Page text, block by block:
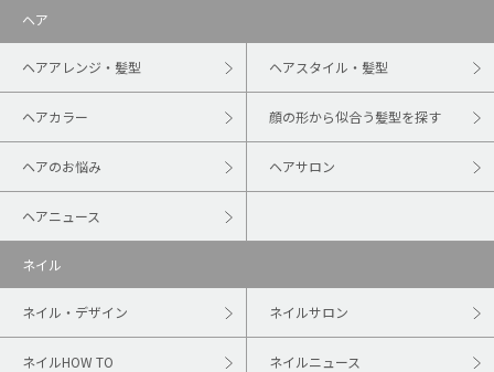
ヘア
ヘアアレンジ・髪型 ヘアスタイル・髪型
ヘアカラー 顔の形から似合う髪型を探す
ヘアのお悩み ヘアサロン
ヘアニュース
ネイル
ネイル・デザイン ネイルサロン
ネイルHOW TO ネイルニュース